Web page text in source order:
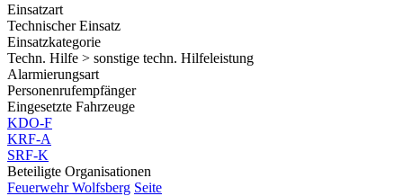
Einsatzart
Technischer Einsatz
Einsatzkategorie
Techn. Hilfe > sonstige techn. Hilfeleistung
Alarmierungsart
Personenrufempfänger
Eingesetzte Fahrzeuge
KDO-F
KRF-A
SRF-K
Beteiligte Organisationen
Feuerwehr Wolfsberg Seite